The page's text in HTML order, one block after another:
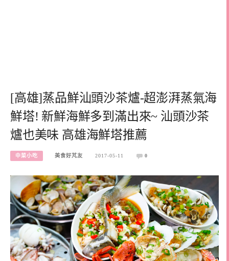
[高雄]蒸品鮮汕頭沙茶爐-超澎湃蒸氣海
鮮塔! 新鮮海鮮多到滿出來~ 汕頭沙茶
爐也美味 高雄海鮮塔推薦
中菜小吃 美食好芃友 2017-05-11 0